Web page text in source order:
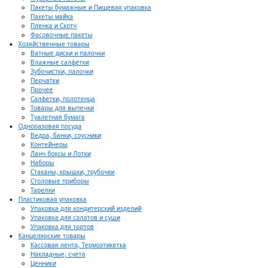
Пакеты бумажные и Пищевая упаковка
Пакеты майка
Пленка и Скотч
Фасовочные пакеты
Хозяйственные товары
Ватные диски и палочки
Влажные салфетки
Зубочистки, палочки
Перчатки
Прочее
Салфетки, полотенца
Товары для выпечки
Туалетная бумага
Одноразовая посуда
Ведра, банки, соусники
Контейнеры
Ланч боксы и Лотки
Наборы
Стаканы, крышки, трубочки
Столовые приборы
Тарелки
Пластиковая упаковка
Упаковка для кондитерский изделий
Упаковка для салатов и суши
Упаковка для тортов
Канцелярские товары
Кассовая лента, Термоэтикетка
Накладные, счета
Ценники